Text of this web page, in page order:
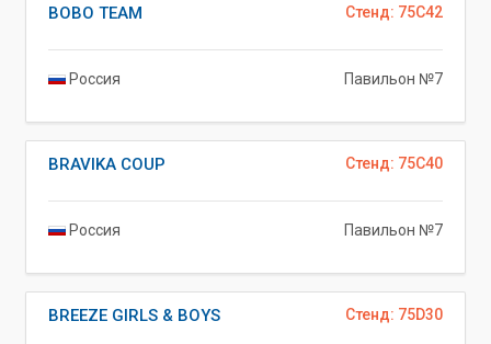
Стенд: 75C42
BOBO TEAM
Россия Павильон №7
Стенд: 75C40
BRAVIKA COUP
Россия Павильон №7
Стенд: 75D30
BREEZE GIRLS & BOYS